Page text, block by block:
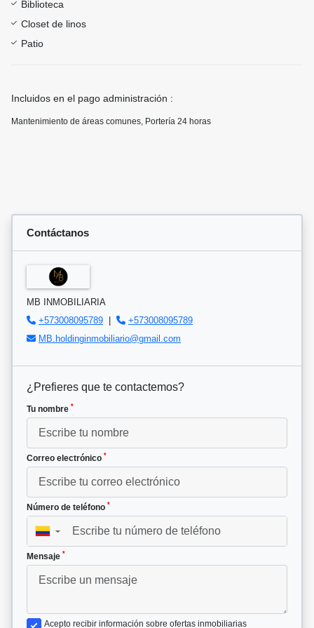
Biblioteca
Closet de linos
Patio
Incluidos en el pago administración :
Mantenimiento de áreas comunes, Portería 24 horas
Contáctanos
MB INMOBILIARIA
+573008095789 |
+573008095789
MB.holdinginmobiliario@gmail.com
¿Prefieres que te contactemos?
Tu nombre *
Correo electrónico *
Número de teléfono *
▼
Mensaje *
Acepto recibir información sobre ofertas inmobiliarias